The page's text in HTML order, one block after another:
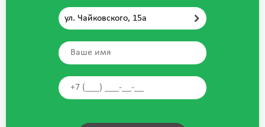
ул. Чайковского, 15а